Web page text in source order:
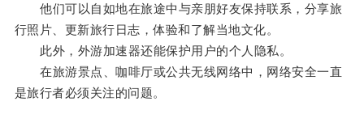
他们可以自如地在旅途中与亲朋好友保持联系，分享旅
行照片、更新旅行日志，体验和了解当地文化。
此外，外游加速器还能保护用户的个人隐私。
在旅游景点、咖啡厅或公共无线网络中，网络安全一直
是旅行者必须关注的问题。